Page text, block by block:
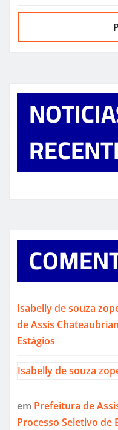
Isabelly de souza
de Assis
Estágios
Isabelly de souza
em Prefeitura de
Processo Seletivo de